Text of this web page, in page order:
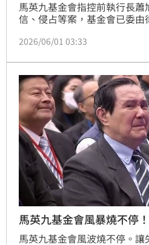
馬英九基金會指控前執行長
信、侵占等案，基金會已委
雄感嘆，馬英九基金會爭議是
僕，「君不君兮，臣不臣」
2026/06/01 03:33
馬英九基金會風暴燒不停
馬英九基金會風波燒不停。